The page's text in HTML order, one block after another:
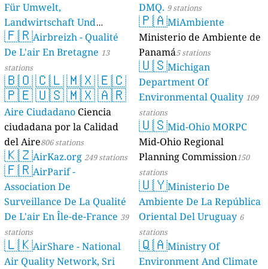
Für Umwelt,
Landwirtschaft Und
Geologie) 50 stations
🇫🇷Airbreizh - Qualité
De L'air En Bretagne 13
stations
🇧🇴🇨🇱🇲🇽🇪🇨
🇵🇪🇺🇸🇲🇽🇦🇷
Aire Ciudadano Ciencia
ciudadana por la Calidad
del Aire806 stations
🇰🇿AirKaz.org 249 stations
🇫🇷AirParif -
Association De
Surveillance De La Qualité
De L'air En Île-de-France 39
stations
🇱🇰AirShare - National
Air Quality Network, Sri
DMQ. 9 stations
🇵🇦MiAmbiente
Ministerio de Ambiente de
Panamá5 stations
🇺🇸Michigan
Department Of
Environmental Quality 109
stations
🇺🇸Mid-Ohio MORPC
Mid-Ohio Regional
Planning Commission150
stations
🇺🇾Ministerio De
Ambiente De La República
Oriental Del Uruguay 6
stations
🇶🇦Ministry Of
Environment And Climate